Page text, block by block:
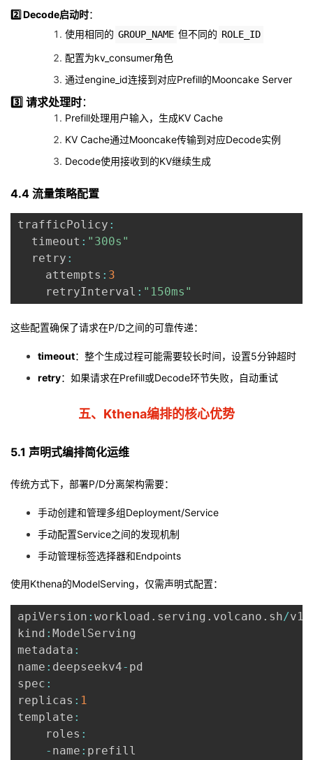
2️⃣ Decode启动时：
使用相同的 GROUP_NAME 但不同的 ROLE_ID
配置为kv_consumer角色
通过engine_id连接到对应Prefill的Mooncake Server
3️⃣ 请求处理时：
Prefill处理用户输入，生成KV Cache
KV Cache通过Mooncake传输到对应Decode实例
Decode使用接收到的KV继续生成
4.4 流量策略配置
trafficPolicy :
  timeout
: "300s"
  retry
:
    attempts
: 3
    retryInterval
: "150ms"
这些配置确保了请求在P/D之间的可靠传递：
timeout：整个生成过程可能需要较长时间，设置5分钟超时
retry：如果请求在Prefill或Decode环节失败，自动重试
五、Kthena编排的核心优势
5.1 声明式编排简化运维
传统方式下，部署P/D分离架构需要：
手动创建和管理多组Deployment/Service
手动配置Service之间的发现机制
手动管理标签选择器和Endpoints
使用Kthena的ModelServing，仅需声明式配置：
apiVersion : workload . serving . volcano . sh/
kind : ModelServing
metadata :
name : deepseekv4- pd
spec :
replicas : 1
template :
    roles
:
- name : prefill